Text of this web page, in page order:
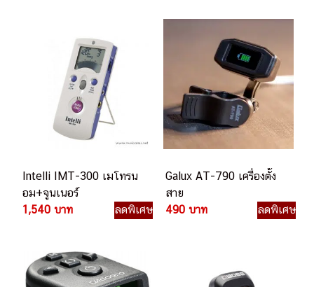
Intelli IMT-300 เมโทรน
อม+จูนเนอร์
1,540 บาท
ลดพิเศษ
Galux AT-790 เครื่องตั้ง
สาย
490 บาท
ลดพิเศษ